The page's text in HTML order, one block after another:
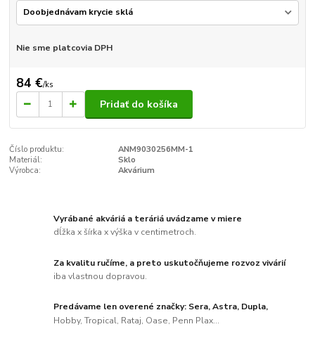
Nie sme platcovia DPH
84 €/ks
Pridať do košíka
Číslo produktu:
ANM9030256MM-1
Materiál:
Sklo
Výrobca:
Akvárium
Vyrábané akváriá a teráriá uvádzame v miere
dĺžka x šírka x výška v centimetroch.
Za kvalitu ručíme, a preto uskutočňujeme rozvoz vivárií
iba vlastnou dopravou.
Predávame len overené značky: Sera, Astra, Dupla,
Hobby, Tropical, Rataj, Oase, Penn Plax...